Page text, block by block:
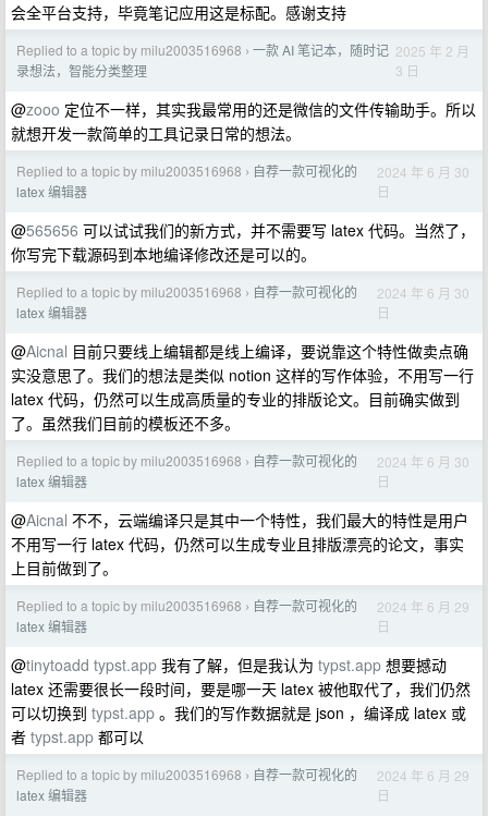
会全平台支持，毕竟笔记应用这是标配。感谢支持
Replied to a topic by milu2003516968 › 一款 AI 笔记本，随时记
录想法，智能分类整理
2025 年 2 月
3 日
@zooo 定位不一样，其实我最常用的还是微信的文件传输助手。所以
就想开发一款简单的工具记录日常的想法。
Replied to a topic by milu2003516968 › 自荐一款可视化的
latex 编辑器
2024 年 6 月 30
日
@565656 可以试试我们的新方式，并不需要写 latex 代码。当然了，
你写完下载源码到本地编译修改还是可以的。
Replied to a topic by milu2003516968 › 自荐一款可视化的
latex 编辑器
2024 年 6 月 30
日
@Aicnal 目前只要线上编辑都是线上编译，要说靠这个特性做卖点确
实没意思了。我们的想法是类似 notion 这样的写作体验，不用写一行
latex 代码，仍然可以生成高质量的专业的排版论文。目前确实做到
了。虽然我们目前的模板还不多。
Replied to a topic by milu2003516968 › 自荐一款可视化的
latex 编辑器
2024 年 6 月 30
日
@Aicnal 不不，云端编译只是其中一个特性，我们最大的特性是用户
不用写一行 latex 代码，仍然可以生成专业且排版漂亮的论文，事实
上目前做到了。
Replied to a topic by milu2003516968 › 自荐一款可视化的
latex 编辑器
2024 年 6 月 29
日
@tinytoadd typst.app 我有了解，但是我认为 typst.app 想要撼动
latex 还需要很长一段时间，要是哪一天 latex 被他取代了，我们仍然
可以切换到 typst.app 。我们的写作数据就是 json ，编译成 latex 或
者 typst.app 都可以
Replied to a topic by milu2003516968 › 自荐一款可视化的
latex 编辑器
2024 年 6 月 29
日